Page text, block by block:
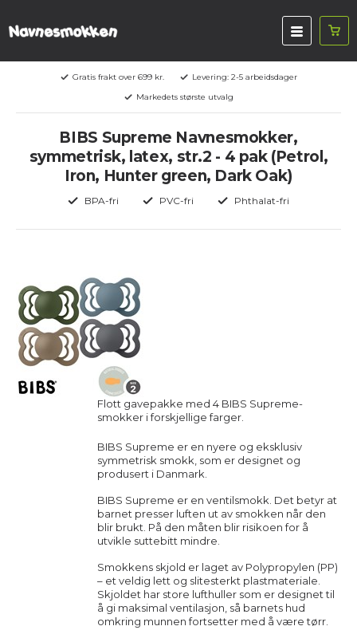
Gratis frakt over 699 kr.
Levering: 2-5 arbeidsdager
Markedets største utvalg
BIBS Supreme Navnesmokker,
symmetrisk, latex, str.2 - 4 pak (Petrol,
Iron, Hunter green, Dark Oak)
BPA-fri PVC-fri Phthalat-fri
Flott gavepakke med 4 BIBS Supreme-
smokker i forskjellige farger.
BIBS Supreme er en nyere og eksklusiv
symmetrisk smokk, som er designet og
produsert i Danmark.
BIBS Supreme er en ventilsmokk. Det betyr at
barnet presser luften ut av smokken når den
blir brukt. På den måten blir risikoen for å
utvikle suttebitt mindre.
Smokkens skjold er laget av Polypropylen (PP)
– et veldig lett og slitesterkt plastmateriale.
Skjoldet har store lufthuller som er designet til
å gi maksimal ventilasjon, så barnets hud
omkring munnen fortsetter med å være tørr.